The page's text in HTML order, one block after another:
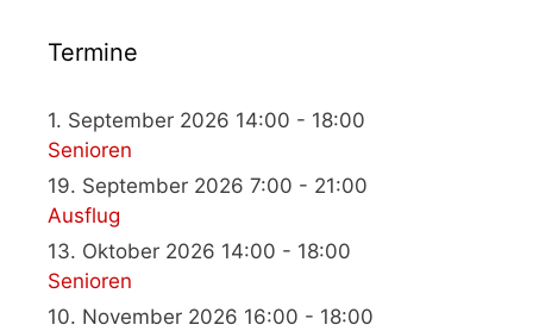
Termine
1. September 2026 14:00 - 18:00
Senioren
19. September 2026 7:00 - 21:00
Ausflug
13. Oktober 2026 14:00 - 18:00
Senioren
10. November 2026 16:00 - 18:00